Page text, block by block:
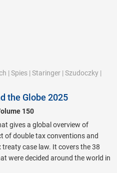
| Spies | Staringer | Szudoczky |
the Globe 2025
150
gives a global overview of
of double tax conventions and
case law. It covers the 38
were decided around the world in